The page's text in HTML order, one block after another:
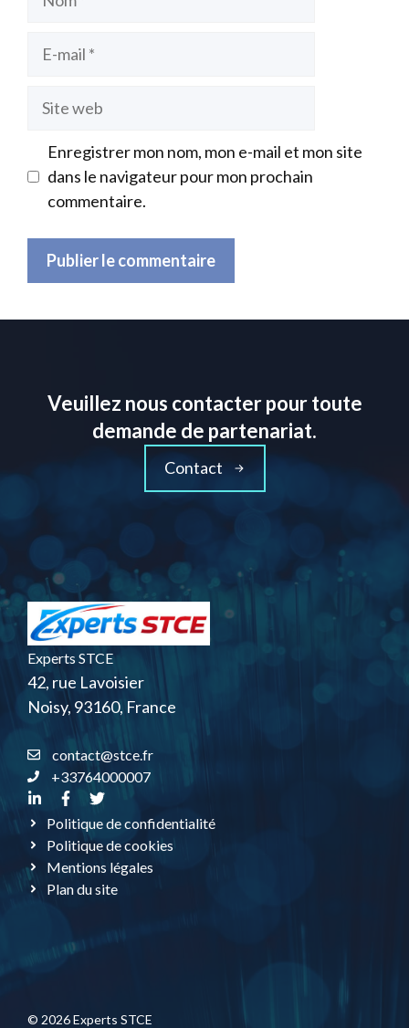
Enregistrer mon nom, mon e-mail et mon site
dans le navigateur pour mon prochain
commentaire.
Veuillez nous contacter pour toute
demande de partenariat.
Contact
Experts STCE
42, rue Lavoisier
Noisy, 93160, France
contact@stce.fr
+33764000007
Politique de confidentialité
Politique de cookies
Mentions légales
Plan du site
© 2026 Experts STCE